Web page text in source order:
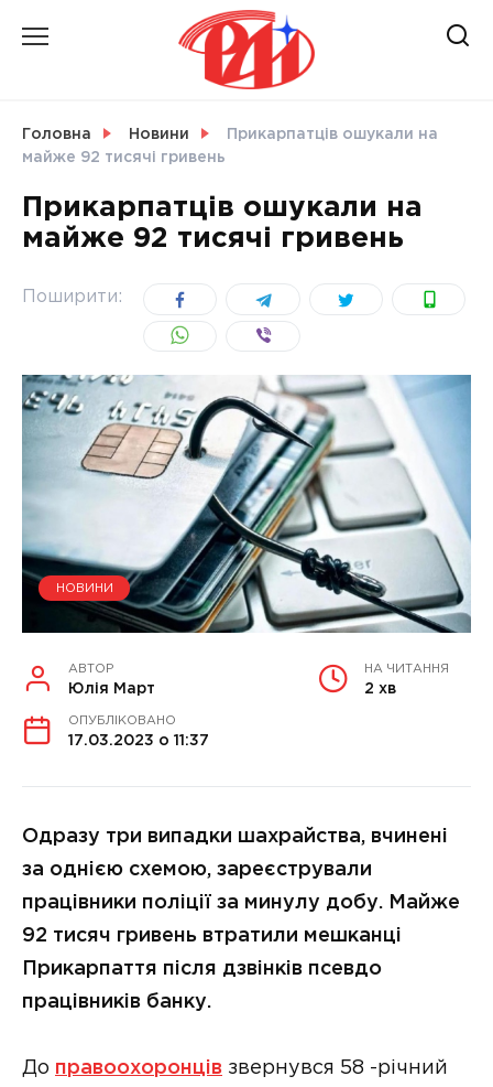
УКРАЇНА
Головна Новини
Прикарпатців ошукали на
майже 92 тисячі гривень
Прикарпатців ошукали на
майже 92 тисячі гривень
Поширити:
НОВИНИ
АВТОР
Юлія Март
НА ЧИТАННЯ
2 хв
ОПУБЛІКОВАНО
17.03.2023 о 11:37
Одразу три випадки шахрайства, вчинені
за однією схемою, зареєстрували
працівники поліції за минулу добу. Майже
92 тисяч гривень втратили мешканці
Прикарпаття після дзвінків псевдо
працівників банку.
До правоохоронців звернувся 58 -річний